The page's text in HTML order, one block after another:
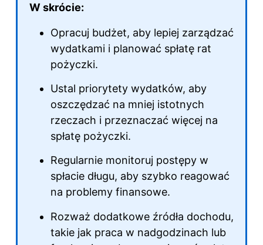
W skrócie:
Opracuj budżet, aby lepiej zarządzać
wydatkami i planować spłatę rat
pożyczki.
Ustal priorytety wydatków, aby
oszczędzać na mniej istotnych
rzeczach i przeznaczać więcej na
spłatę pożyczki.
Regularnie monitoruj postępy w
spłacie długu, aby szybko reagować
na problemy finansowe.
Rozważ dodatkowe źródła dochodu,
takie jak praca w nadgodzinach lub